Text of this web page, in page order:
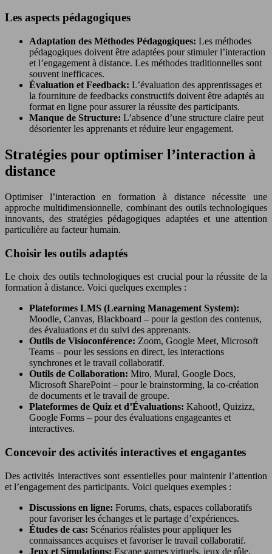
Les aspects pédagogiques
Adaptation des Méthodes Pédagogiques: Les méthodes
pédagogiques doivent être adaptées pour stimuler l’interaction
et l’engagement à distance. Les méthodes traditionnelles sont
souvent inefficaces.
Évaluation et Feedback: L’évaluation des apprentissages et
la fourniture de feedbacks constructifs doivent être adaptés au
format en ligne pour assurer la réussite des participants.
Manque de Structure: L’absence d’une structure claire peut
désorienter les apprenants et réduire leur engagement.
Stratégies pour optimiser l’interaction à
distance
Optimiser l’interaction en formation à distance nécessite une
approche multidimensionnelle, combinant des outils technologiques
innovants, des stratégies pédagogiques adaptées et une attention
particulière au facteur humain.
Choisir les outils adaptés
Le choix des outils technologiques est crucial pour la réussite de la
formation à distance. Voici quelques exemples :
Plateformes LMS (Learning Management System):
Moodle, Canvas, Blackboard – pour la gestion des contenus,
des évaluations et du suivi des apprenants.
Outils de Visioconférence: Zoom, Google Meet, Microsoft
Teams – pour les sessions en direct, les interactions
synchrones et le travail collaboratif.
Outils de Collaboration: Miro, Mural, Google Docs,
Microsoft SharePoint – pour le brainstorming, la co-création
de documents et le travail de groupe.
Plateformes de Quiz et d’Évaluations: Kahoot!, Quizizz,
Google Forms – pour des évaluations engageantes et
interactives.
Concevoir des activités interactives et engagantes
Des activités interactives sont essentielles pour maintenir l’attention
et l’engagement des participants. Voici quelques exemples :
Discussions en ligne: Forums, chats, espaces collaboratifs
pour favoriser les échanges et le partage d’expériences.
Études de cas: Scénarios réalistes pour appliquer les
connaissances acquises et favoriser le travail collaboratif.
Jeux et Simulations: Escape games virtuels, jeux de rôle,